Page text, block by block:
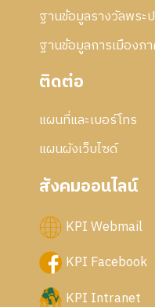
ฐานข้อมูลรางวัลพระ
ฐานข้อมูลการเมืองภ
ติดต่อ
แผนที่และเบอร์โทร
แผนผังเว็บไซด์
สังคมออนไลน์
KPI Webmail
KPI Facebook
KPI Intranet